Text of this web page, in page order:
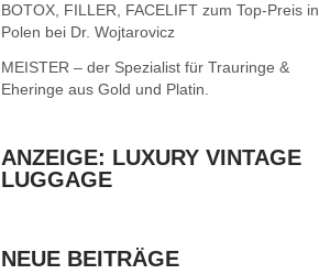
BOTOX, FILLER, FACELIFT zum Top-Preis in
Polen bei Dr. Wojtarovicz
MEISTER – der Spezialist für Trauringe &
Eheringe aus Gold und Platin.
ANZEIGE: LUXURY VINTAGE
LUGGAGE
NEUE BEITRÄGE